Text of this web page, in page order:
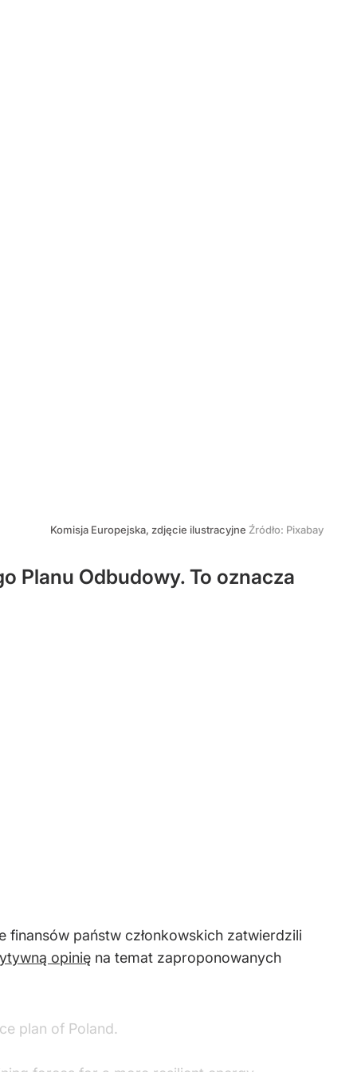
Komisja Europejska, zdjęcie ilustracyjne Źródło: Pixabay
Planu Odbudowy. To oznacza
finansów państw członkowskich zatwierdzili
opinię na temat zaproponowanych
plan of Poland.